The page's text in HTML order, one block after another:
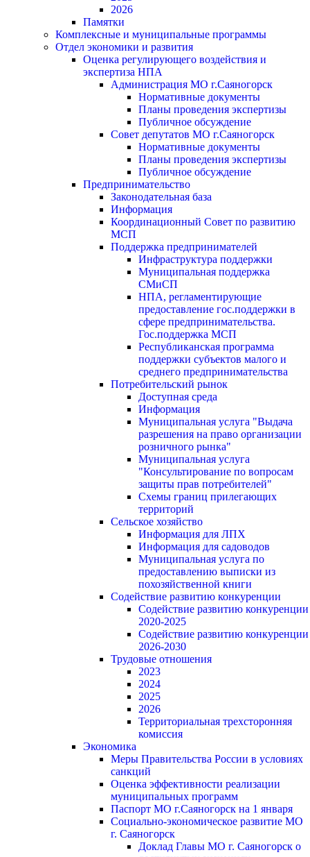
2026
Памятки
Комплексные и муниципальные программы
Отдел экономики и развития
Оценка регулирующего воздействия и
экспертиза НПА
Администрация МО г.Саяногорск
Нормативные документы
Планы проведения экспертизы
Публичное обсуждение
Совет депутатов МО г.Саяногорск
Нормативные документы
Планы проведения экспертизы
Публичное обсуждение
Предпринимательство
Законодательная база
Информация
Координационный Совет по развитию
МСП
Поддержка предпринимателей
Инфраструктура поддержки
Муниципальная поддержка
СМиСП
НПА, регламентирующие
предоставление гос.поддержки в
сфере предпринимательства.
Гос.поддержка МСП
Республиканская программа
поддержки субъектов малого и
среднего предпринимательства
Потребительский рынок
Доступная среда
Информация
Муниципальная услуга "Выдача
разрешения на право организации
розничного рынка"
Муниципальная услуга
"Консультирование по вопросам
защиты прав потребителей"
Схемы границ прилегающих
территорий
Сельское хозяйство
Информация для ЛПХ
Информация для садоводов
Муниципальная услуга по
предоставлению выписки из
похозяйственной книги
Содействие развитию конкуренции
Содействие развитию конкуренции
2020-2025
Содействие развитию конкуренции
2026-2030
Трудовые отношения
2023
2024
2025
2026
Территориальная трехсторонняя
комиссия
Экономика
Меры Правительства России в условиях
санкций
Оценка эффективности реализации
муниципальных программ
Паспорт МО г.Саяногорск на 1 января
Социально-экономическое развитие МО
г. Саяногорск
Доклад Главы МО г. Саяногорск о